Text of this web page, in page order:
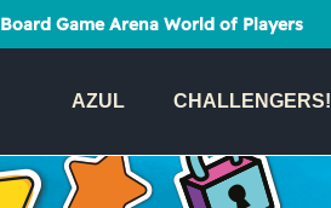
Board Game Arena World of Players
AZUL CHALLENGERS!